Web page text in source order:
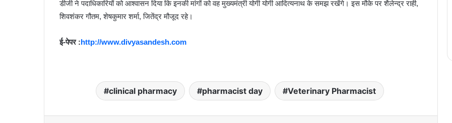
डीजी ने पदाधिकारियों को आश्वासन दिया कि इनकी मांगों को वह मुख्यमंत्री योगी योगी आदित्यनाथ के समझ रखेंगे। इस मौके पर शैलेन्द्र राही,
शिवशंकर गौतम, शेषकुमार शर्मा, जितेंद्र मौजूद रहे।
ई-पेपर :http://www.divyasandesh.com
clinical pharmacy pharmacist day Veterinary Pharmacist